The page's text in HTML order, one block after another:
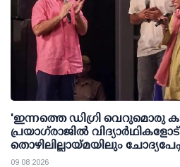
'ഇന്നത്തെ ഡിഗ്രി വെറുമൊരു
പ്രയാഗ്‌രാജില്‍
തൊഴിലില്ലായ്മയിലും
കേന്ദ്രത്തിനെതിരേ
09 08 2026